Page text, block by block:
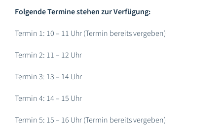
Folgende Termine stehen zur Verfügung:
Termin 1: 10 – 11 Uhr (Termin bereits vergeben)
Termin 2: 11 – 12 Uhr
Termin 3: 13 – 14 Uhr
Termin 4: 14 – 15 Uhr
Termin 5: 15 – 16 Uhr (Termin bereits vergeben)